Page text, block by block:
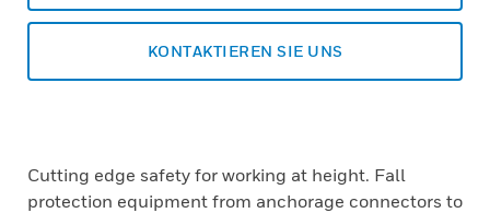
KONTAKTIEREN SIE UNS
Cutting edge safety for working at height. Fall
protection equipment from anchorage connectors to